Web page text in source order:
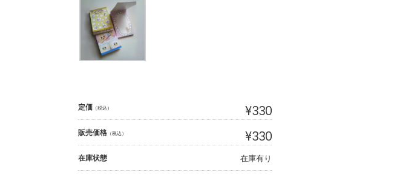
定価 （税込） ¥330
販売価格 （税込） ¥330
在庫状態 在庫有り